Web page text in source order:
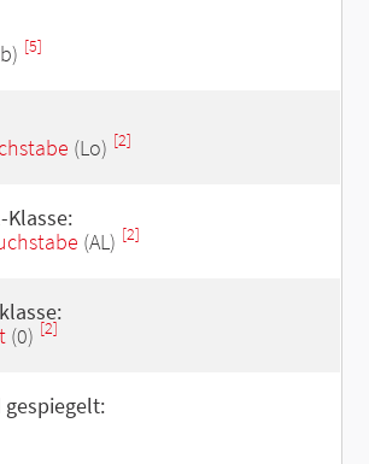
[5]
(Lo) [2]
(AL) [2]
(0) [2]